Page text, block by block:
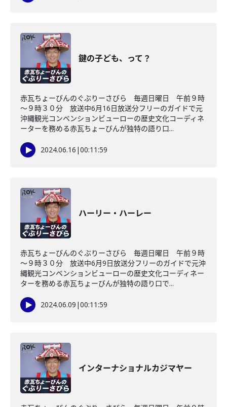
鍵の子ども、って？
赤瓦ちょーびんのぐぶりーさびら 毎週日曜日 午前９時
～９時３０分 放送中6月16日放送分フリーのガイドで元
沖縄観光コンベンションビューローの歴史文化コーディネ
ーターを務める赤瓦ちょーびんが独特の語り口...
2024.06.16 |00:11:59
ハーリー・ハーレー
赤瓦ちょーびんのぐぶりーさびら 毎週日曜日 午前９時
～９時３０分 放送中6月9日放送分フリーのガイドで元沖
縄観光コンベンションビューローの歴史文化コーディネー
ターを務める赤瓦ちょーびんが独特の語り口で...
2024.06.09 |00:11:59
インターナショナルカジマヤー